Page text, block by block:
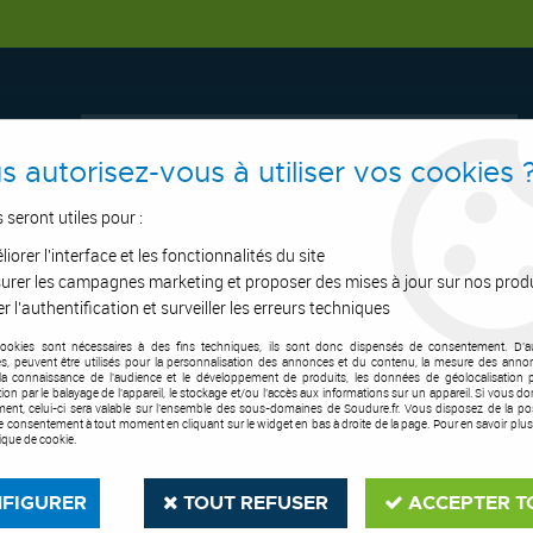
ASPIRATION OUTILS DE COUPE SOUDURE E.P.I
d'apport Mig Mag - alu>Fil MIG aluminium 4043 Al5Si - SuperGlaze
autorisez-vous à utiliser vos cookies
seront utiles pour :
l'interface et les fonctionnalités du site
les campagnes marketing et proposer des mises à jour sur nos
l'authentification et surveiller les erreurs techniques
sont nécessaires à des fins techniques, ils sont donc dispensés de consentement.
peuvent être utilisés pour la personnalisation des annonces et du contenu, la mesure des
connaissance de l'audience et le développement de produits, les données de géolocalisation
par le balayage de l'appareil, le stockage et/ou l'accès aux informations sur un appareil. Si vous
celui-ci sera valable sur l’ensemble des sous-domaines de Soudure.fr. Vous disposez de la
consentement à tout moment en cliquant sur le widget en bas à droite de la page. Pour en savoir
de cookie.
TOUT REFUSER ACCEPTER